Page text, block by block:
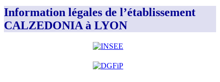
Information légales de l’établissement
CALZEDONIA à LYON